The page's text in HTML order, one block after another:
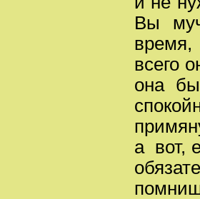
Вы
время,
всего
она
а вот,